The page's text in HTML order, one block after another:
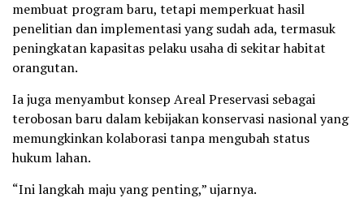
membuat program baru, tetapi memperkuat hasil
penelitian dan implementasi yang sudah ada, termasuk
peningkatan kapasitas pelaku usaha di sekitar habitat
orangutan.
Ia juga menyambut konsep Areal Preservasi sebagai
terobosan baru dalam kebijakan konservasi nasional yang
memungkinkan kolaborasi tanpa mengubah status
hukum lahan.
“Ini langkah maju yang penting,” ujarnya.